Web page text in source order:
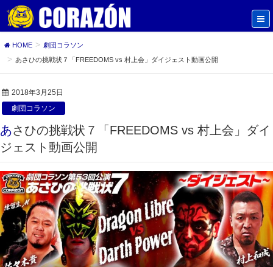
HOME
劇団コラソン
あさひの挑戦状７「FREEDOMS vs 村上会」ダイジェスト動画公開
2018年3月25日
劇団コラソン
あさひの挑戦状７「FREEDOMS vs 村上会」ダイ
ジェスト動画公開